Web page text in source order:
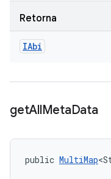
Retorna
IAbi
getAllMetaData
public MultiMap